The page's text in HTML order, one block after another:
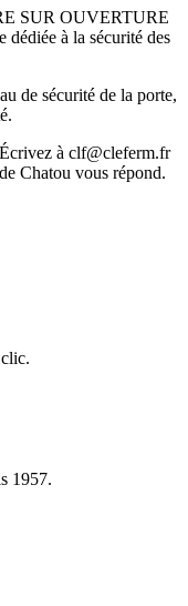
SUR OUVERTURE
à la sécurité des
de sécurité de la porte,
à clf@cleferm.fr
Chatou vous répond.
1957.